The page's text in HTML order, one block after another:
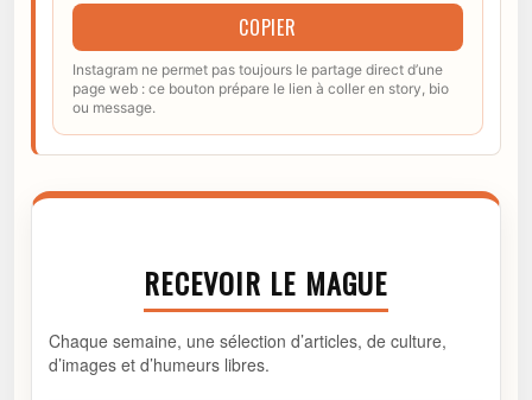
COPIER
Instagram ne permet pas toujours le partage direct d’une
page web : ce bouton prépare le lien à coller en story, bio
ou message.
RECEVOIR LE MAGUE
Chaque semaine, une sélection d’articles, de culture,
d’images et d’humeurs libres.